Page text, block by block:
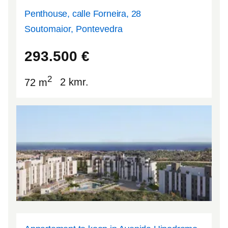
Penthouse, calle Forneira, 28
Soutomaior, Pontevedra
293.500 €
72 m2 2 kmr.